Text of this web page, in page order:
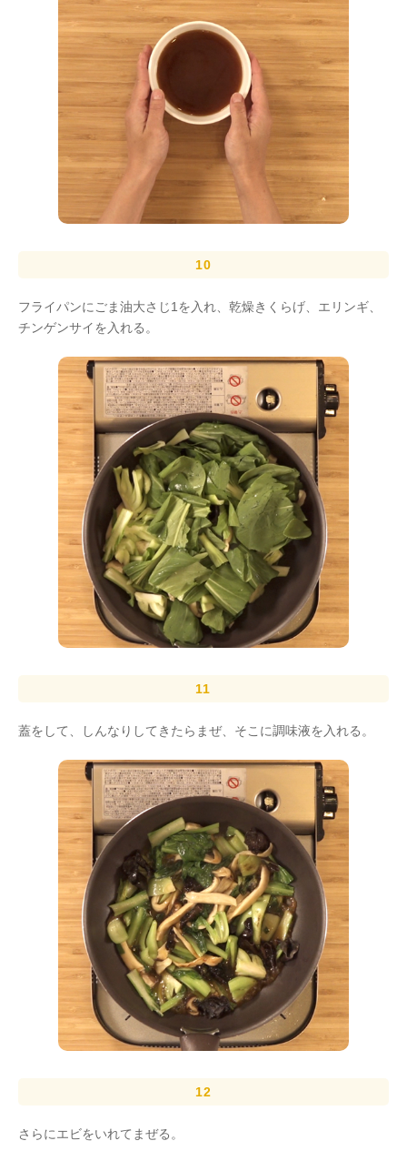
フライパンにごま油大さじ1を入れ、乾燥きくらげ、エリンギ、
チンゲンサイを入れる。
蓋をして、しんなりしてきたらまぜ、そこに調味液を入れる。
さらにエビをいれてまぜる。